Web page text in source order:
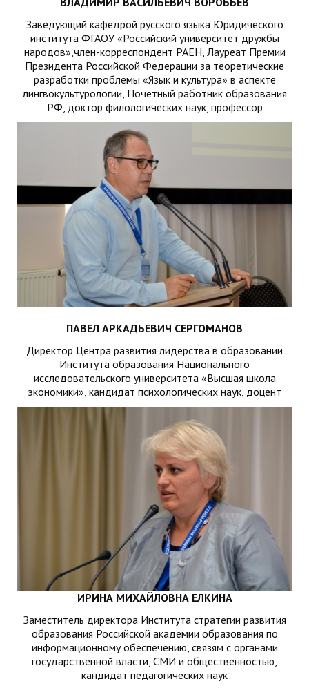
Заведующий кафедрой русского языка Юридического
института ФГАОУ «Российский университет дружбы
народов»,член-корреспондент РАЕН, Лауреат Премии
Президента Российской Федерации за теоретические
разработки проблемы «Язык и культура» в аспекте
лингвокультурологии, Почетный работник образования
РФ, доктор филологических наук, профессор
ПАВЕЛ АРКАДЬЕВИЧ СЕРГОМАНОВ
Директор Центра развития лидерства в образовании
Института образования Национального
исследовательского университета «Высшая школа
экономики», кандидат психологических наук, доцент
ИРИНА МИХАЙЛОВНА ЕЛКИНА
Заместитель директора Института стратегии развития
образования Российской академии образования по
информационному обеспечению, связям с органами
государственной власти, СМИ и общественностью,
кандидат педагогических наук